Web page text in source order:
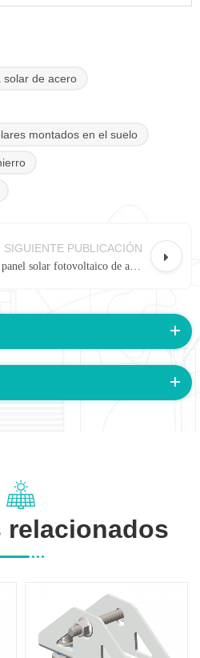
solar de acero
montados en el suelo
SIGUIENTE PUBLICACIÓN
relacionados